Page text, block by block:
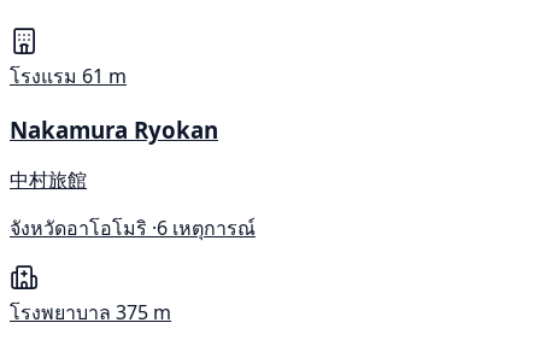
โรงแรม 61 m
Nakamura Ryokan
中村旅館
จังหวัดอาโอโมริ ·6 เหตุการณ์
โรงพยาบาล 375 m